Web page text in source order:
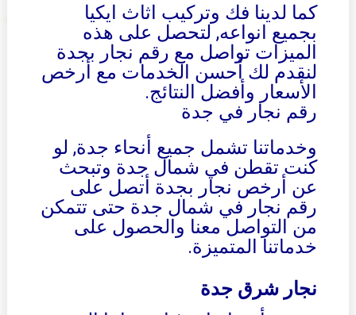
كما لدينا فك وتركيب اثاث ايكيا
بجميع انواعه, لتحصل على هذه
الميزات تواصل مع رقم نجار بجدة
لنقدم لك أحسن الخدمات مع أرخص
الأسعار وأفضل النتائج.
رقم نجار في جدة
وخدماتنا تشمل جميع أنحاء جدة, لو
كنت تقطن في شمال جدة وتبحث
عن أرخص نجار بجدة أتصل على
رقم نجار في شمال جدة حتى تتمكن
من التواصل معنا والحصول على
خدماتنا المتميزة.
نجار شرق جدة